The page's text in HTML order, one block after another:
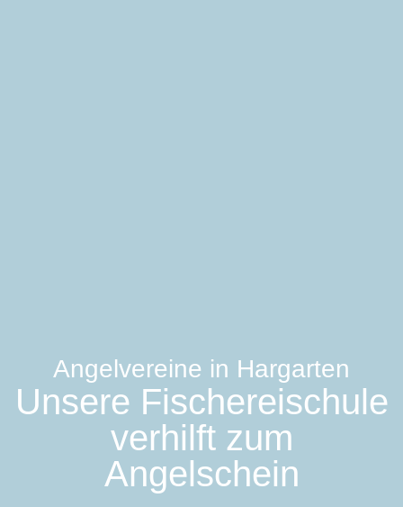
Angelvereine in Hargarten
Unsere Fischereischule
verhilft zum
Angelschein